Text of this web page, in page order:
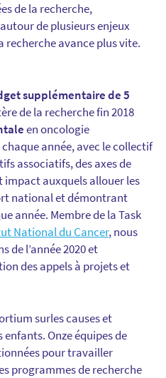
de la recherche,
de plusieurs enjeux
recherche avance plus vite.
supplémentaire de 5
de la recherche fin 2018
en oncologie
année, avec le collectif
associatifs, des axes de
auxquels allouer les
national et démontrant
année. Membre de la Task
National du Cancer, nous
de l’année 2020 et
des appels à projets et
surles causes et
Onze équipes de
pour travailler
programmes de recherche